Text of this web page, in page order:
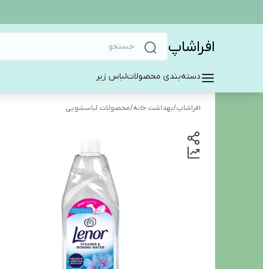
افراشاپ
دسته‌بندی محصولاتلباس زیر
افراشاپ/بهداشت خانه/محصولات لباسشویی